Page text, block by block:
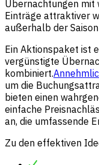
Übernachtungen mit
Einträge attraktiver
außerhalb der
Ein Aktionspaket ist
vergünstigte
kombiniert.
um die
bieten einen
einfache
an, die umfassende
Zu den effektiven